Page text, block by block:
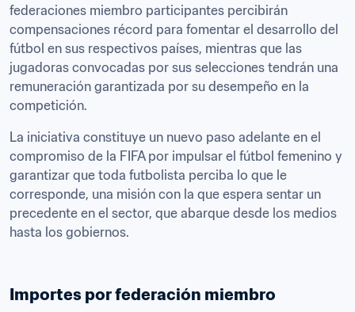
federaciones miembro participantes percibirán
compensaciones récord para fomentar el desarrollo del
fútbol en sus respectivos países, mientras que las
jugadoras convocadas por sus selecciones tendrán una
remuneración garantizada por su desempeño en la
competición.
La iniciativa constituye un nuevo paso adelante en el
compromiso de la FIFA por impulsar el fútbol femenino y
garantizar que toda futbolista perciba lo que le
corresponde, una misión con la que espera sentar un
precedente en el sector, que abarque desde los medios
hasta los gobiernos.
Importes por federación miembro